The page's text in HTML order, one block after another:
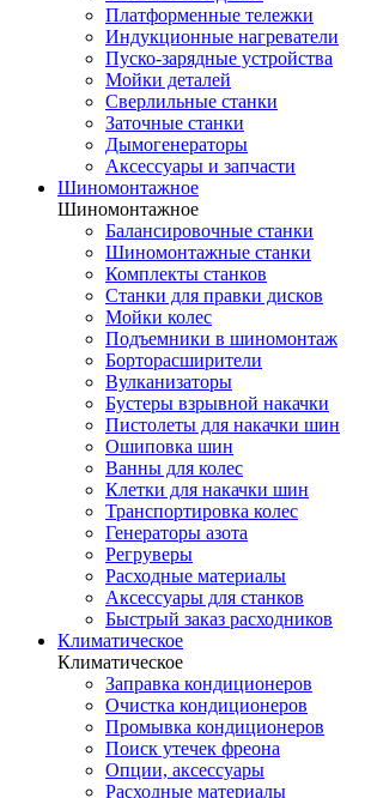
Платформенные тележки
Индукционные нагреватели
Пуско-зарядные устройства
Мойки деталей
Сверлильные станки
Заточные станки
Дымогенераторы
Аксессуары и запчасти
Шиномонтажное
Шиномонтажное
Балансировочные станки
Шиномонтажные станки
Комплекты станков
Станки для правки дисков
Мойки колес
Подъемники в шиномонтаж
Борторасширители
Вулканизаторы
Бустеры взрывной накачки
Пистолеты для накачки шин
Ошиповка шин
Ванны для колес
Клетки для накачки шин
Транспортировка колес
Генераторы азота
Регруверы
Расходные материалы
Аксессуары для станков
Быстрый заказ расходников
Климатическое
Климатическое
Заправка кондиционеров
Очистка кондиционеров
Промывка кондиционеров
Поиск утечек фреона
Опции, аксессуары
Расходные материалы